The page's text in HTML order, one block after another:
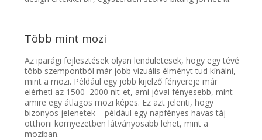
Több mint mozi
Az iparági fejlesztések olyan lendületesek, hogy egy tévé
több szempontból már jobb vizuális élményt tud kínálni,
mint a mozi. Például egy jobb kijelző fényereje már
elérheti az 1500–2000nit-et, ami jóval fényesebb, mint
amire egy átlagosmozi képes. Ez azt jelenti, hogy
bizonyos jelenetek – például egy napfényes havas táj –
otthoni környezetbenlátványosabb lehet, mint a
moziban.